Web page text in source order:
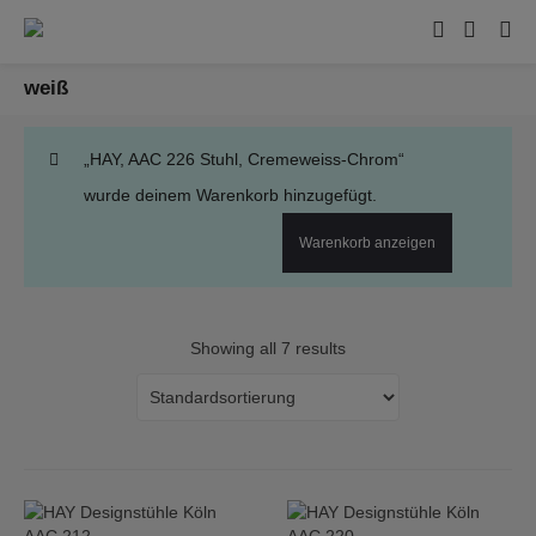
weiß
„HAY, AAC 226 Stuhl, Cremeweiss-Chrom“
wurde deinem Warenkorb hinzugefügt.
Warenkorb anzeigen
Showing all 7 results